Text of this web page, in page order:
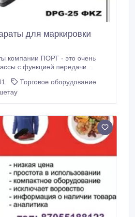
для маркировки
компании ПОРТ - это очень
с функцией передачи
соответствие
и в будущем: Кассовые
(табак, алкоголь, обувь и другое).
Торговое оборудование